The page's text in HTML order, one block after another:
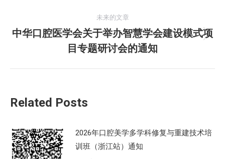
航
的
文
章：
未来的文章
未
来
的
中华口腔医学会关于举办智慧学会建设模式项
目专题研讨会的通知
Related Posts
2026年口腔美学多学科修复与重建技术培
训班（浙江站）通知